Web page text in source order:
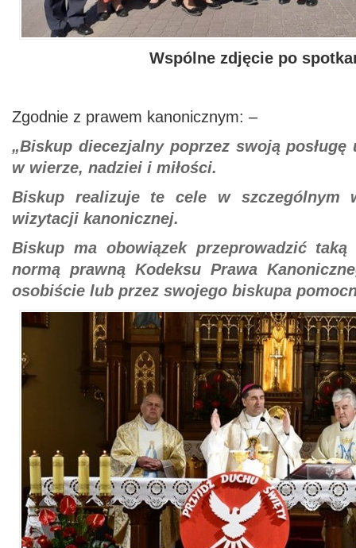
Wspólne zdjęcie po
Zgodnie z prawem kanonicznym: –
„Biskup diecezjalny poprzez swoją
w wierze, nadziei i miłości.
Biskup realizuje te cele w szczególnym
wizytacji kanonicznej.
Biskup ma obowiązek przeprowadzić
normą prawną Kodeksu Prawa
osobiście lub przez swojego biskupa